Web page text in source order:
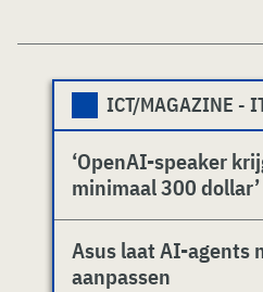
ICT/MAGAZINE -
‘OpenAI-speaker
minimaal 300 dollar’
Asus laat AI-agents
aanpassen